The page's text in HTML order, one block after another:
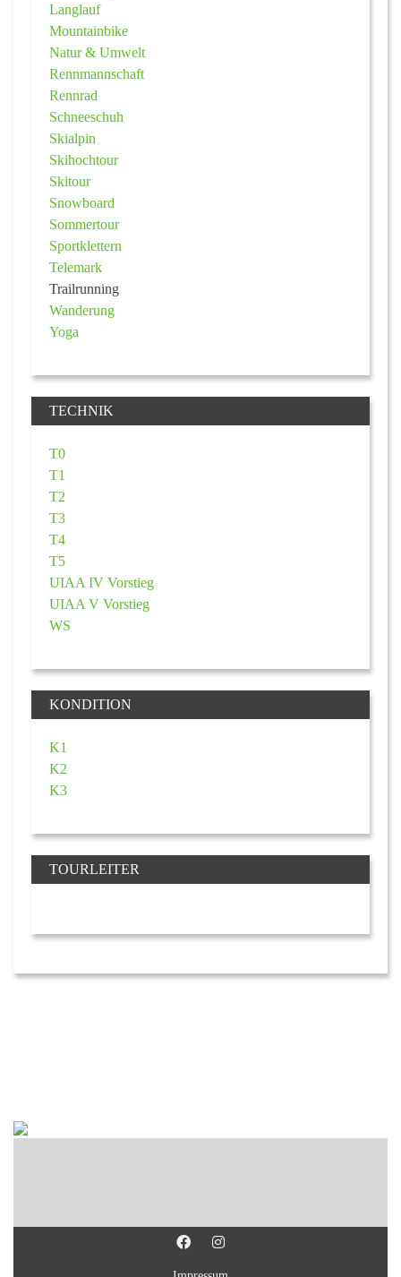
Langlauf
Mountainbike
Natur & Umwelt
Rennmannschaft
Rennrad
Schneeschuh
Skialpin
Skihochtour
Skitour
Snowboard
Sommertour
Sportklettern
Telemark
Trailrunning
Wanderung
Yoga
TECHNIK
T0
T1
T2
T3
T4
T5
UIAA IV Vorstieg
UIAA V Vorstieg
WS
KONDITION
K1
K2
K3
TOURLEITER